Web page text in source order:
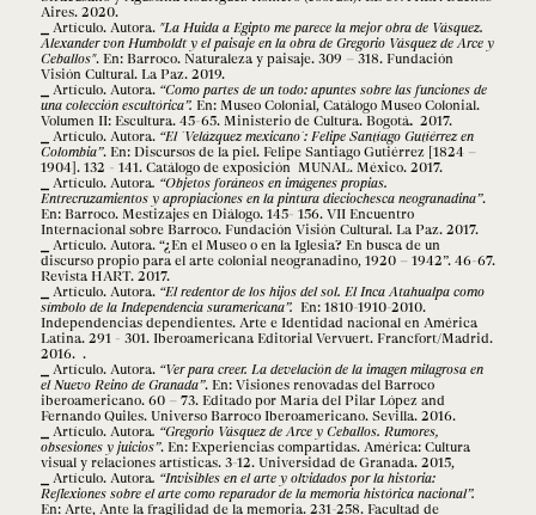
Aires. 2020.
Artículo. Autora."La Huida a Egipto me parece la mejor obra de Vásquez.
Alexander von Humboldt y el paisaje en la obra de Gregorio Vásquez de Arce y
Ceballos". En: Barroco. Naturaleza y paisaje. 309 – 318. Fundación
Visión Cultural. La Paz. 2019.
Artículo. Autora.“Como partes de un todo: apuntes sobre las funciones de
una colección escultórica”. En: Museo Colonial, Catálogo Museo Colonial.
Volumen II: Escultura. 45-65. Ministerio de Cultura. Bogotá. 2017.
Artículo. Autora.“El ´Velázquez mexicano´: Felipe Santiago Gutiérrez en
Colombia”. En: Discursos de la piel. Felipe Santiago Gutiérrez [1824 –
1904]. 132 - 141. Catálogo de exposición MUNAL. México. 2017.
Artículo. Autora. “Objetos foráneos en imágenes propias.
Entrecruzamientos y apropiaciones en la pintura dieciochesca neogranadina”.
En: Barroco. Mestizajes en Diálogo. 145- 156. VII Encuentro
Internacional sobre Barroco. Fundación Visión Cultural. La Paz. 2017.
Artículo. Autora. “¿En el Museo o en la Iglesia? En busca de un
discurso propio para el arte colonial neogranadino, 1920 – 1942”. 46-67.
Revista HART. 2017.
Artículo. Autora.“El redentor de los hijos del sol. El Inca Atahualpa como
símbolo de la Independencia suramericana”. En: 1810-1910-2010.
Independencias dependientes. Arte e Identidad nacional en América
Latina. 291 - 301. Iberoamericana Editorial Vervuert. Francfort/Madrid.
2016. .
Artículo. Autora.“Ver para creer. La develación de la imagen milagrosa en
el Nuevo Reino de Granada”. En: Visiones renovadas del Barroco
iberoamericano. 60 – 73. Editado por María del Pilar López and
Fernando Quiles. Universo Barroco Iberoamericano. Sevilla. 2016.
Artículo. Autora. “Gregorio Vásquez de Arce y Ceballos. Rumores,
obsesiones y juicios”. En: Experiencias compartidas. América: Cultura
visual y relaciones artísticas. 3-12. Universidad de Granada. 2015,
Artículo. Autora. “Invisibles en el arte y olvidados por la historia:
Reflexiones sobre el arte como reparador de la memoria histórica nacional”.
En: Arte, Ante la fragilidad de la memoria. 231-258. Facultad de